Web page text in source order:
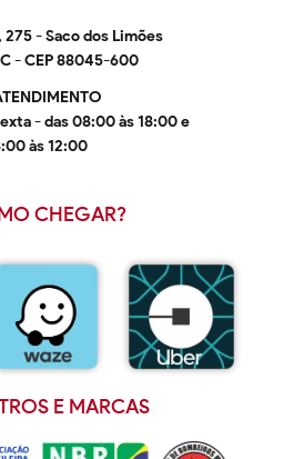
275 - Saco dos Limões
- CEP 88045-600
- das 08:00 às 18:00 e
às 12:00
CHEGAR?
E MARCAS